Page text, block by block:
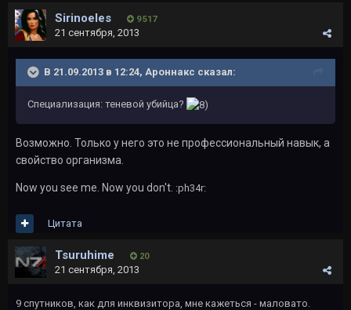
Sirinoeles 9 517
21 сентября, 2013
В 21.09.2013 в 12:24, Ароннакс сказал:
Специализация: теневой убийца?
Возможно. Только у него это не профессиональный навык, а
свойство организма.
Now you see me. Now you don't. :ph34r:
Цитата
Tsuruhime 20
21 сентября, 2013
9 спутников, как для инквизитора, мне кажеться - маловато.